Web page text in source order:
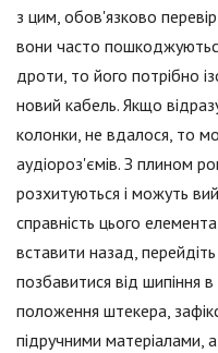
з цим, обов'язково
вони часто
дроти, то його потрібно
новий кабель. Якщо
колонки, не вдалося, то
аудіороз'ємів. З плином
розхитуються і можуть
справність цього
вставити назад,
позбавитися від шипіння
положення штекера,
підручними матеріалами,